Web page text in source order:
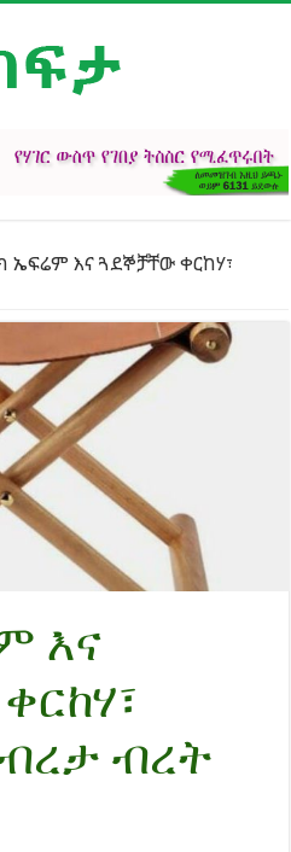
ኤፍሬም እና ጓደኞቻቸው ቀርከሃ፣
እና
ብረት